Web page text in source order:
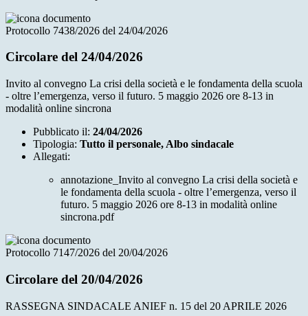
Protocollo 7438/2026 del 24/04/2026
Circolare del 24/04/2026
Invito al convegno La crisi della società e le fondamenta della scuola
- oltre l’emergenza, verso il futuro. 5 maggio 2026 ore 8-13 in
modalità online sincrona
Pubblicato il: 24/04/2026
Tipologia: Tutto il personale, Albo sindacale
Allegati:
annotazione_Invito al convegno La crisi della società e
le fondamenta della scuola - oltre l’emergenza, verso il
futuro. 5 maggio 2026 ore 8-13 in modalità online
sincrona.pdf
Protocollo 7147/2026 del 20/04/2026
Circolare del 20/04/2026
RASSEGNA SINDACALE ANIEF n. 15 del 20 APRILE 2026